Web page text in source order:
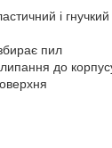
і гнучкий
пил
до